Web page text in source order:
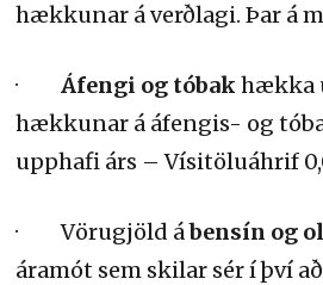
hækkunar á verðlagi. Þar á
· Áfengi og tóbak hækka
hækkunar á áfengis- og
upphafi árs – Vísitöluáhrif
· Vörugjöld ábensín og
áramót sem skilar sér í því